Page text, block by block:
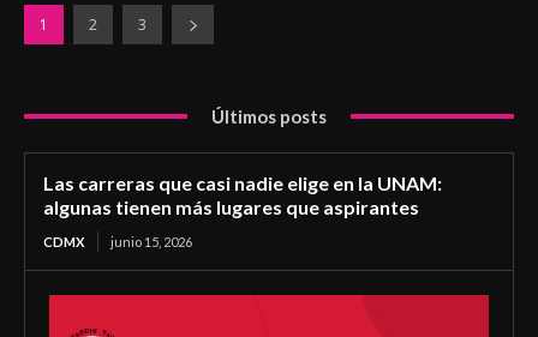
1 2 3
Últimos posts
Las carreras que casi nadie elige en la UNAM:
algunas tienen más lugares que aspirantes
CDMX junio 15, 2026